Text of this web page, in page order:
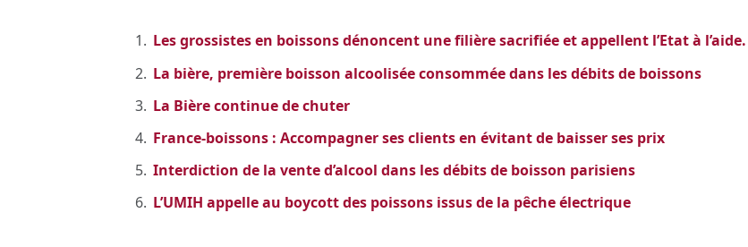
Les grossistes en boissons dénoncent une filière sacrifiée et appellent l’Etat à l’aide.
La bière, première boisson alcoolisée consommée dans les débits de boissons
La Bière continue de chuter
France-boissons : Accompagner ses clients en évitant de baisser ses prix
Interdiction de la vente d’alcool dans les débits de boisson parisiens
L’UMIH appelle au boycott des poissons issus de la pêche électrique